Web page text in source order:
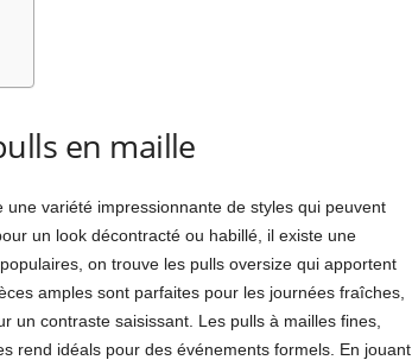
en maille
variété impressionnante de styles qui peuvent
un look décontracté ou habillé, il existe une
on trouve les pulls oversize qui apportent
amples sont parfaites pour les journées fraîches,
un contraste saisissant. Les pulls à mailles fines,
rend idéals pour des événements formels. En jouant